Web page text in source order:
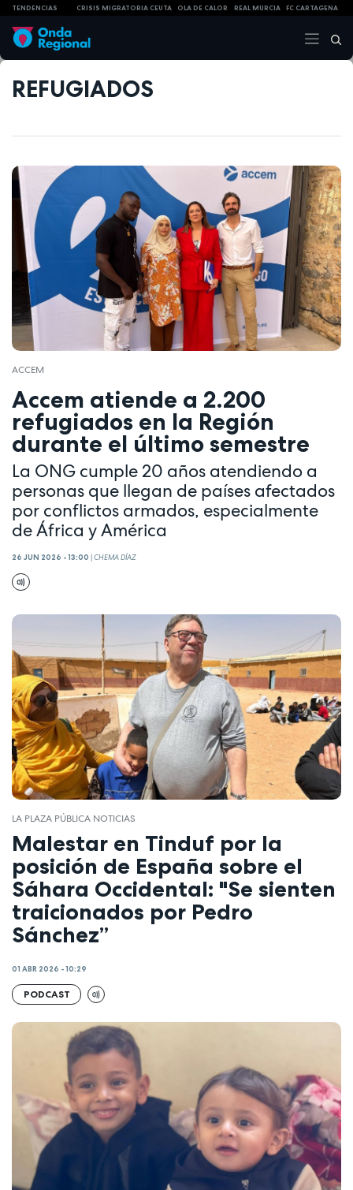
TENDENCIAS CRISIS MIGRATORIA CEUTA OLA DE CALOR REAL MURCIA FC CARTAGENA
REFUGIADOS
ACCEM
Accem atiende a 2.200
refugiados en la Región
durante el último semestre
La ONG cumple 20 años atendiendo a
personas que llegan de países afectados
por conflictos armados, especialmente
de África y América
26 JUN 2026 - 13:00 |CHEMA DÍAZ
LA PLAZA PÚBLICA NOTICIAS
Malestar en Tinduf por la
posición de España sobre el
Sáhara Occidental: "Se sienten
traicionados por Pedro
Sánchez”
01 ABR 2026 - 10:29
PODCAST